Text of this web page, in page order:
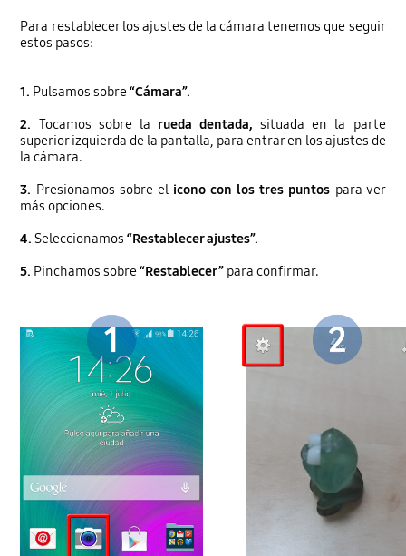
Para restablecer los ajustes de la cámara tenemos que seguir
estos pasos:
1. Pulsamos sobre“Cámara”.
2. Tocamos sobre la rueda dentada,situada en la parte
superior izquierda de la pantalla, para entrar en los ajustes de
la cámara.
3. Presionamos sobre el icono con los tres puntos para ver
más opciones.
4.Seleccionamos“Restablecer ajustes”.
5. Pinchamos sobre“Restablecer” para confirmar.